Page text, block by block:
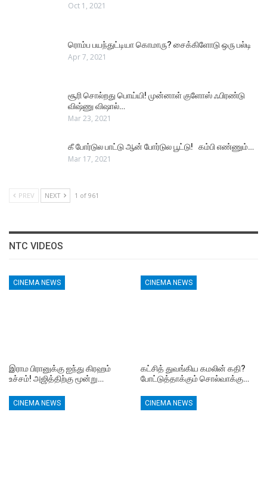
Oct 1, 2021
ரொம்ப பயந்துட்டியா கொமாரு? சைக்கிளோடு ஒரு பல்டி
Apr 7, 2021
சூரி சொல்றது பொய்யி! முன்னாள் குளோஸ் ஃபிரண்டு
விஷ்ணு விஷால்…
Mar 23, 2021
கீ போர்டுல பாட்டு ஆன் போர்டுல பூட்டு! கம்பி எண்ணும்…
Mar 17, 2021
PREV NEXT 1 of 961
NTC VIDEOS
CINEMA NEWS
இராம பிரானுக்கு ஐந்து கிரஹம்
உச்சம்! அஜித்திற்கு மூன்று…
CINEMA NEWS
கட்சித் துவங்கிய கமலின் கதி?
போட்டுத்தாக்கும் சொல்வாக்கு…
CINEMA NEWS CINEMA NEWS